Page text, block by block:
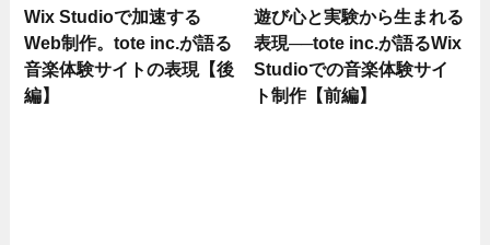
Wix Studioで加速する
Web制作。tote inc.が語る
音楽体験サイトの表現【後
編】
遊び心と実験から生まれる
表現──tote inc.が語るWix
Studioでの音楽体験サイ
ト制作【前編】